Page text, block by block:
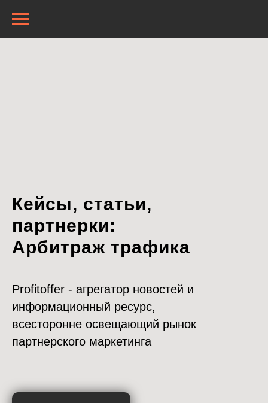
Кейсы, статьи,
партнерки:
Арбитраж трафика
Profitoffer - агрегатор новостей и
информационный ресурс,
всесторонне освещающий рынок
партнерского маркетинга